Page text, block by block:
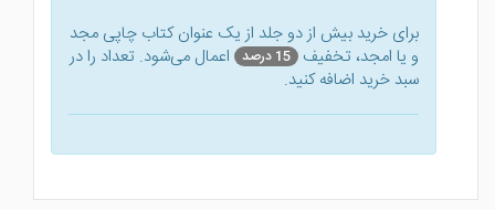
برای خرید بیش از دو جلد از یک عنوان کتاب‌ چاپی مجد
و یا امجد، تخفیف 15 درصد
اعمال می‌شود. تعداد را در
سبد خرید اضافه کنید.